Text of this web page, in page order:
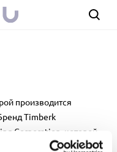
производится
Timberk
Corporation, которой
и SCARLETT.